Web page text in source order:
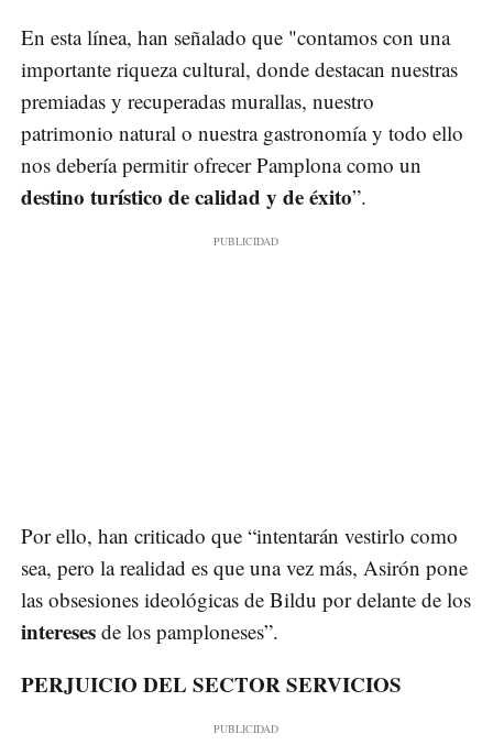
En esta línea, han señalado que "contamos con una
importante riqueza cultural, donde destacan nuestras
premiadas y recuperadas murallas, nuestro
patrimonio natural o nuestra gastronomía y todo ello
nos debería permitir ofrecer Pamplona como un
destino turístico de calidad y de éxito”.
Por ello, han criticado que “intentarán vestirlo como
sea, pero la realidad es que una vez más, Asirón pone
las obsesiones ideológicas de Bildu por delante de los
intereses de los pamploneses”.
PERJUICIO DEL SECTOR SERVICIOS